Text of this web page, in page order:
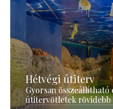
Hétvégi útiterv
Gyorsan összeállítható
útitervötletek rövidebb